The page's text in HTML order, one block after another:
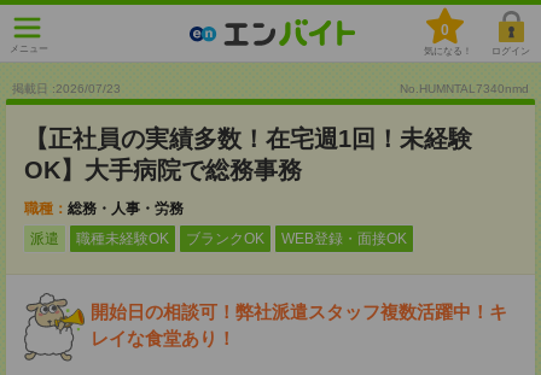
メニュー
0
気になる！ ログイン
掲載日 :2026/07/23 No.HUMNTAL7340nmd
【正社員の実績多数！在宅週1回！未経験
OK】大手病院で総務事務
職種： 総務・人事・労務
派遣
職種未経験OK ブランクOK WEB登録・面接OK
開始日の相談可！弊社派遣スタッフ複数活躍中！キ
レイな食堂あり！